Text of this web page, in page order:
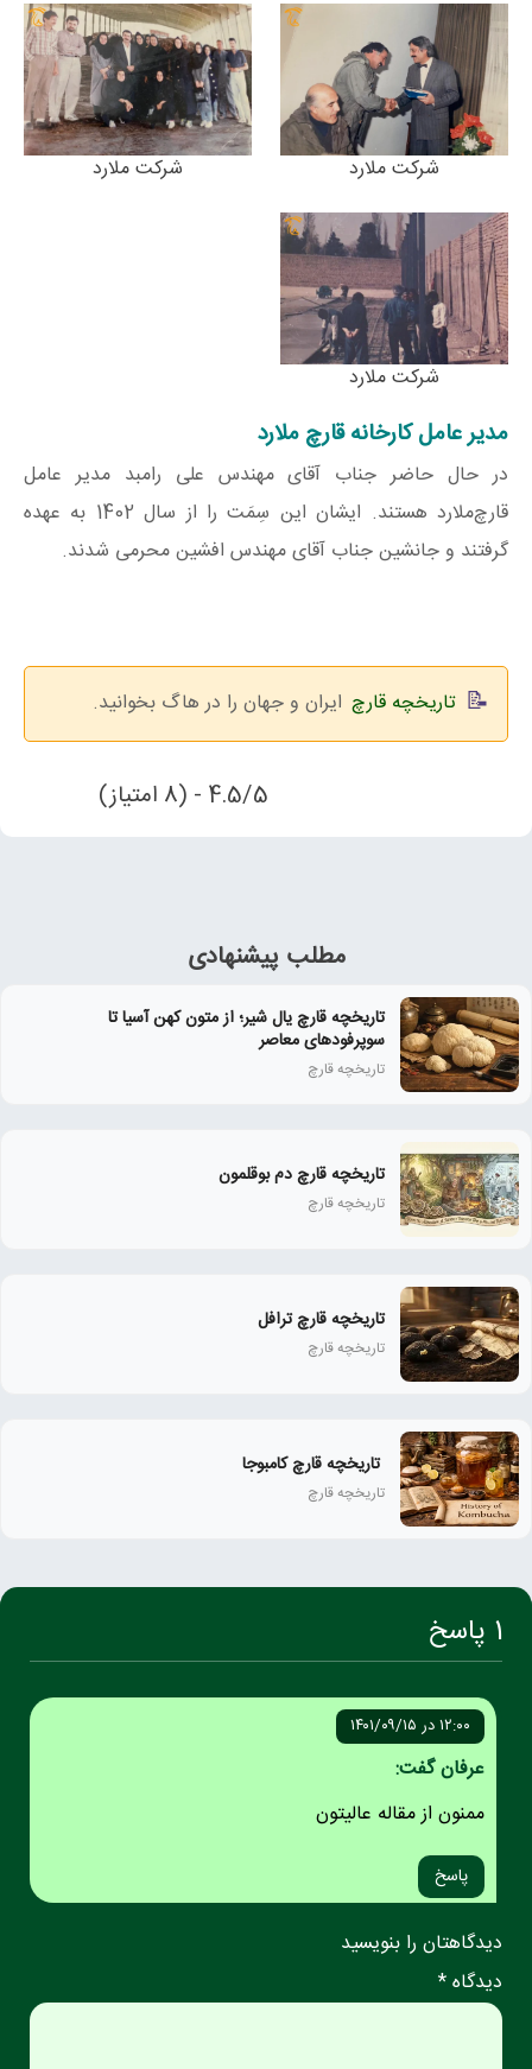
شرکت ملارد شرکت ملارد
شرکت ملارد
مدیر عامل کارخانه قارچ ملارد
در حال حاضر جناب آقای مهندس علی رامبد مدیر عامل
قارچ‌ملارد هستند. ایشان این سِمَت را از سال 1402 به عهده
گرفتند و جانشین جناب آقای مهندس افشین محرمی شدند.
تاریخچه قارچ ایران و جهان را در هاگ بخوانید.
4.5/5 - (8 امتیاز)
مطلب پیشنهادی
تاریخچه قارچ یال شیر؛ از متون کهن آسیا تا
سوپرفودهای معاصر
تاریخچه قارچ
تاریخچه قارچ دم بوقلمون
تاریخچه قارچ
تاریخچه قارچ ترافل
تاریخچه قارچ
تاریخچه قارچ کامبوجا
تاریخچه قارچ
1 پاسخ
۱۲:۰۰ در ۱۴۰۱/۰۹/۱۵
عرفان گفت:
ممنون از مقاله عالیتون
پاسخ
دیدگاهتان را بنویسید
دیدگاه *